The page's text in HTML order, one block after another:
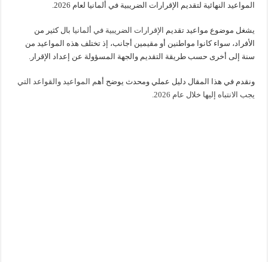
المواعيد النهائية لتقديم الإقرارات الضريبية في ألمانيا لعام 2026.
يشغل موضوع مواعيد تقديم الإقرارات الضريبية في ألمانيا بال كثير من
الأفراد، سواء كانوا مواطنين أو مقيمين أجانب، إذ تختلف هذه المواعيد من
سنة إلى أخرى حسب طريقة التقديم والجهة المسؤولة عن إعداد الإقرار.
ونقدم في هذا المقال دليل عملي ومحدث يوضح أهم المواعيد والقواعد التي
يجب الانتباه إليها خلال عام 2026.